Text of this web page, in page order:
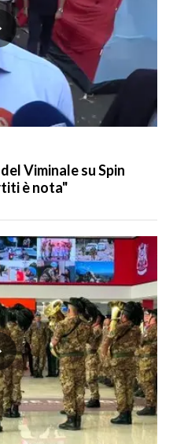
Viminale su Spin
è nota"